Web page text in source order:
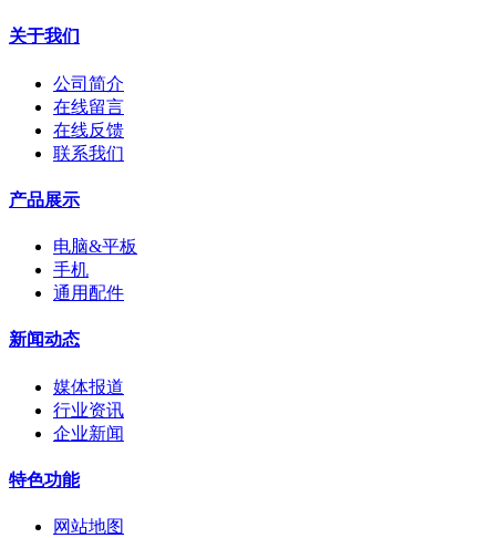
关于我们
公司简介
在线留言
在线反馈
联系我们
产品展示
电脑&平板
手机
通用配件
新闻动态
媒体报道
行业资讯
企业新闻
特色功能
网站地图